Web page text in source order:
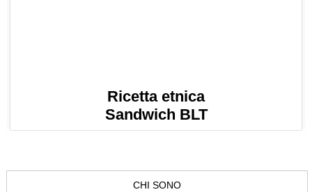
Ricetta etnica
Sandwich BLT
CHI SONO